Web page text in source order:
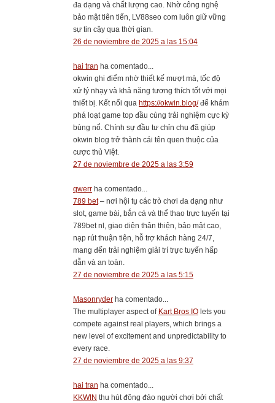
đa dạng và chất lượng cao. Nhờ công nghệ
bảo mật tiên tiến, LV88seo com luôn giữ vững
sự tin cậy qua thời gian.
26 de noviembre de 2025 a las 15:04
hai tran ha comentado...
okwin ghi điểm nhờ thiết kế mượt mà, tốc độ
xử lý nhạy và khả năng tương thích tốt với mọi
thiết bị. Kết nối qua https://okwin.blog/để khám
phá loạt game top đầu cùng trải nghiệm cực kỳ
bùng nổ. Chính sự đầu tư chỉn chu đã giúp
okwin blog trở thành cái tên quen thuộc của
cược thủ Việt.
27 de noviembre de 2025 a las 3:59
qwerr ha comentado...
789 bet– nơi hội tụ các trò chơi đa dạng như
slot, game bài, bắn cá và thể thao trực tuyến tại
789bet nl, giao diện thân thiện, bảo mật cao,
nạp rút thuận tiện, hỗ trợ khách hàng 24/7,
mang đến trải nghiệm giải trí trực tuyến hấp
dẫn và an toàn.
27 de noviembre de 2025 a las 5:15
Masonryder ha comentado...
The multiplayer aspect of Kart Bros IO lets you
compete against real players, which brings a
new level of excitement and unpredictability to
every race.
27 de noviembre de 2025 a las 9:37
hai tran ha comentado...
KKWIN thu hút đông đảo người chơi bởi chất